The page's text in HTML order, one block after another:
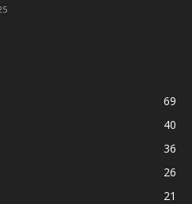
69
40
36
26
21